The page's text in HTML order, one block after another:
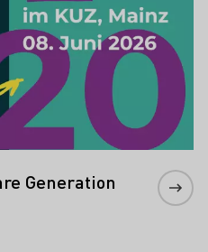
Generation